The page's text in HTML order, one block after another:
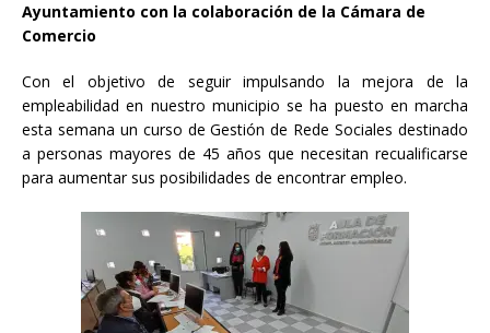
Ayuntamiento con la colaboración de la Cámara de
Comercio
Con el objetivo de seguir impulsando la mejora de la
empleabilidad en nuestro municipio se ha puesto en marcha
esta semana un curso de Gestión de Rede Sociales destinado
a personas mayores de 45 años que necesitan recualificarse
para aumentar sus posibilidades de encontrar empleo.